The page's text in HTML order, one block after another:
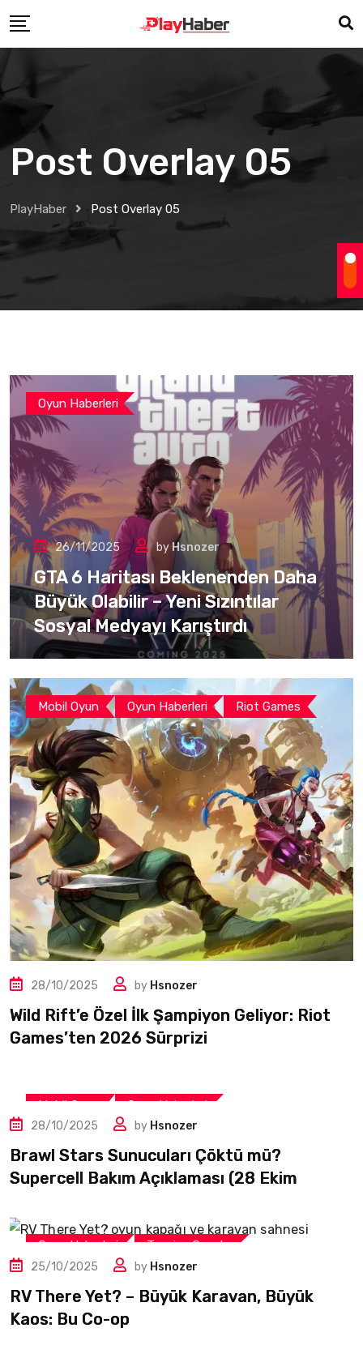
Post Overlay 05
PlayHaber Post Overlay 05
Oyun Haberleri
26/11/2025 by Hsnozer
GTA 6 Haritası Beklenenden Daha
Büyük Olabilir – Yeni Sızıntılar
Sosyal Medyayı Karıştırdı
Mobil Oyun Oyun Haberleri Riot Games
28/10/2025 by Hsnozer
Wild Rift’e Özel İlk Şampiyon Geliyor: Riot
Games’ten 2026 Sürprizi
Mobil Oyun Oyun Haberleri
28/10/2025 by Hsnozer
Brawl Stars Sunucuları Çöktü mü?
Supercell Bakım Açıklaması (28 Ekim
Oyun Haberleri Tavsiye Oyunlar
25/10/2025 by Hsnozer
RV There Yet? – Büyük Karavan, Büyük
Kaos: Bu Co-op